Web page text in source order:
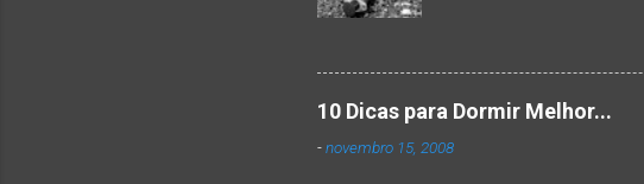
cocaína e crack. Dos
ou dificuldade para
relacionado à
10 Dicas para Dormir Melhor...
-novembro 15, 2008